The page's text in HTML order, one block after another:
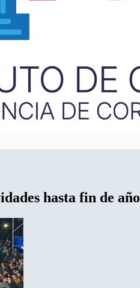
hasta fin de año